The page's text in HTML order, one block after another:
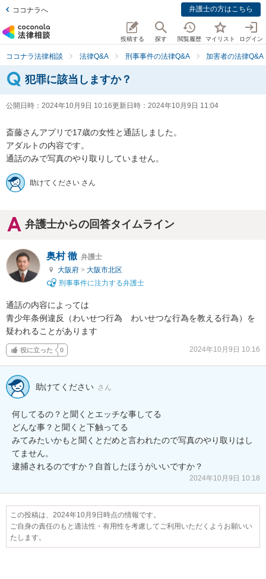
ココナラへ 弁護士の方はこちら
投稿する 探す 閲覧履歴 マイリスト ログイン
ココナラ法律相談 法律Q&A 刑事事件の法律Q&A 加害者の法律Q&A
犯罪に該当しますか？
公開日時： 2024年10月9日 10:16更新日時： 2024年10月9日 11:04
斎藤さんアプリで17歳の女性と通話しました。
アダルトの内容です。
通話のみで写真のやり取りしていません。
助けてください さん
弁護士からの回答タイムライン
奥村 徹 弁護士
大阪府 > 大阪市北区
刑事事件に注力する弁護士
通話の内容によっては
青少年条例違反（わいせつ行為　わいせつな行為を教える行為）を
疑われることがあります
役に立った 0 2024年10月9日 10:16
助けてください さん
何してるの？と聞くとエッチな事してる
どんな事？と聞くと下触ってる
みてみたいかもと聞くとだめと言われたので写真のやり取りはし
てません。
逮捕されるのですか？自首したほうがいいですか？
2024年10月9日 10:18
この投稿は、2024年10月9日時点の情報です。
ご自身の責任のもと適法性・有用性を考慮してご利用いただくようお願いい
たします。